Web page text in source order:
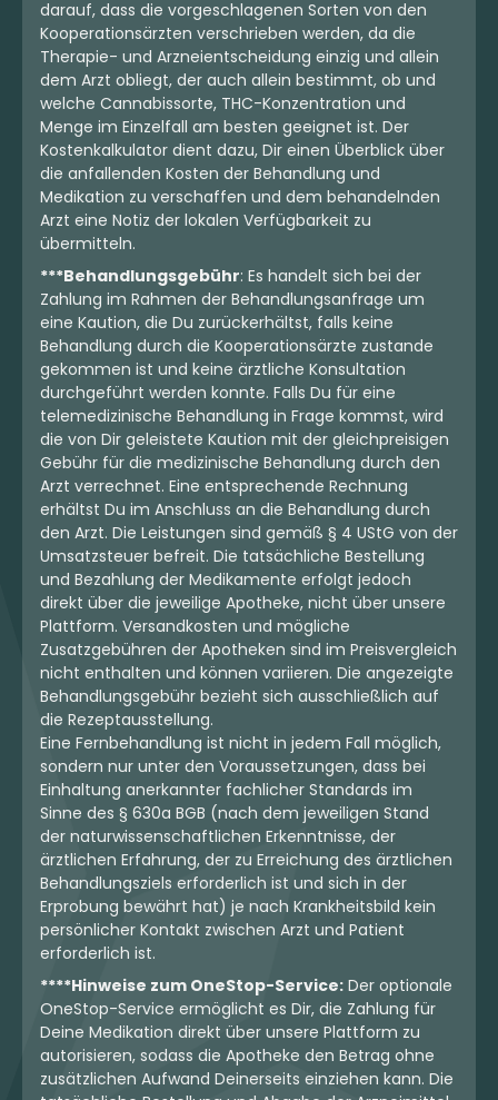
darauf, dass die vorgeschlagenen Sorten von den
Kooperationsärzten verschrieben werden, da die
Therapie- und Arzneientscheidung einzig und allein
dem Arzt obliegt, der auch allein bestimmt, ob und
welche Cannabissorte, THC-Konzentration und
Menge im Einzelfall am besten geeignet ist. Der
Kostenkalkulator dient dazu, Dir einen Überblick über
die anfallenden Kosten der Behandlung und
Medikation zu verschaffen und dem behandelnden
Arzt eine Notiz der lokalen Verfügbarkeit zu
übermitteln.
***Behandlungsgebühr: Es handelt sich bei der
Zahlung im Rahmen der Behandlungsanfrage um
eine Kaution, die Du zurückerhältst, falls keine
Behandlung durch die Kooperationsärzte zustande
gekommen ist und keine ärztliche Konsultation
durchgeführt werden konnte. Falls Du für eine
telemedizinische Behandlung in Frage kommst, wird
die von Dir geleistete Kaution mit der gleichpreisigen
Gebühr für die medizinische Behandlung durch den
Arzt verrechnet. Eine entsprechende Rechnung
erhältst Du im Anschluss an die Behandlung durch
den Arzt. Die Leistungen sind gemäß § 4 UStG von der
Umsatzsteuer befreit. Die tatsächliche Bestellung
und Bezahlung der Medikamente erfolgt jedoch
direkt über die jeweilige Apotheke, nicht über unsere
Plattform. Versandkosten und mögliche
Zusatzgebühren der Apotheken sind im Preisvergleich
nicht enthalten und können variieren. Die angezeigte
Behandlungsgebühr bezieht sich ausschließlich auf
die Rezeptausstellung.
Eine Fernbehandlung ist nicht in jedem Fall möglich,
sondern nur unter den Voraussetzungen, dass bei
Einhaltung anerkannter fachlicher Standards im
Sinne des § 630a BGB (nach dem jeweiligen Stand
der naturwissenschaftlichen Erkenntnisse, der
ärztlichen Erfahrung, der zu Erreichung des ärztlichen
Behandlungsziels erforderlich ist und sich in der
Erprobung bewährt hat) je nach Krankheitsbild kein
persönlicher Kontakt zwischen Arzt und Patient
erforderlich ist.
****Hinweise zum OneStop-Service: Der optionale
OneStop-Service ermöglicht es Dir, die Zahlung für
Deine Medikation direkt über unsere Plattform zu
autorisieren, sodass die Apotheke den Betrag ohne
zusätzlichen Aufwand Deinerseits einziehen kann. Die